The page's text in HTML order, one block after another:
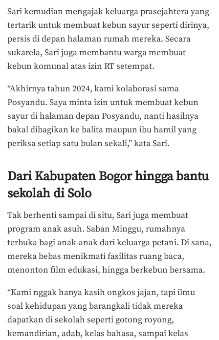
Sari kemudian mengajak keluarga prasejahtera yang
tertarik untuk membuat kebun sayur seperti dirinya,
persis di depan halaman rumah mereka. Secara
sukarela, Sari juga membantu warga membuat
kebun komunal atas izin RT setempat.
“Akhirnya tahun 2024, kami kolaborasi sama
Posyandu. Saya minta izin untuk membuat kebun
sayur di halaman depan Posyandu, nanti hasilnya
bakal dibagikan ke balita maupun ibu hamil yang
periksa setiap satu bulan sekali,” kata Sari.
Dari Kabupaten Bogor hingga bantu
sekolah di Solo
Tak berhenti sampai di situ, Sari juga membuat
program anak asuh. Saban Minggu, rumahnya
terbuka bagi anak-anak dari keluarga petani. Di sana,
mereka bebas menikmati fasilitas ruang baca,
menonton film edukasi, hingga berkebun bersama.
“Kami nggak hanya kasih ongkos jajan, tapi ilmu
soal kehidupan yang barangkali tidak mereka
dapatkan di sekolah seperti gotong royong,
kemandirian, adab, kelas bahasa, sampai kelas